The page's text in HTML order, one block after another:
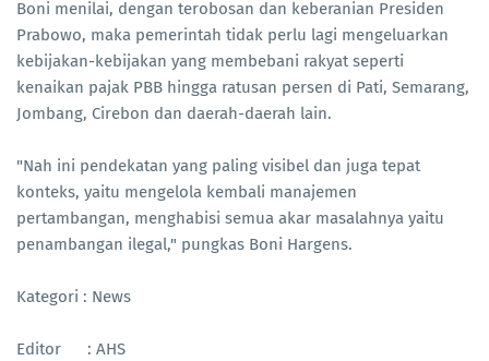
Boni menilai, dengan terobosan dan keberanian Presiden
Prabowo, maka pemerintah tidak perlu lagi mengeluarkan
kebijakan-kebijakan yang membebani rakyat seperti
kenaikan pajak PBB hingga ratusan persen di Pati, Semarang,
Jombang, Cirebon dan daerah-daerah lain.
"Nah ini pendekatan yang paling visibel dan juga tepat
konteks, yaitu mengelola kembali manajemen
pertambangan, menghabisi semua akar masalahnya yaitu
penambangan ilegal," pungkas Boni Hargens.
Kategori : News
Editor : AHS